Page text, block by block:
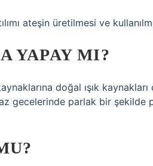
ateşin üretilmesi ve
YAPAY MI?
doğal ışık
gecelerinde parlak bir şekilde